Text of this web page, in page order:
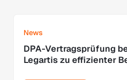
News
DPA-Vertragsprüfung
Legartis zu effizienter